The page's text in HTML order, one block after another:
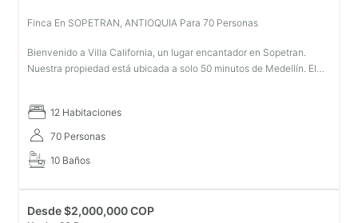
Finca En SOPETRAN, ANTIOQUIA Para 70 Personas
Bienvenido a Villa California, un lugar encantador en Sopetran.
Nuestra propiedad está ubicada a solo 50 minutos de Medellín. El
12 Habitaciones
70 Personas
10 Baños
Desde$2,000,000 COP